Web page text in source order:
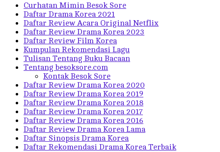
Curhatan Mimin Besok Sore
Daftar Drama Korea 2021
Daftar Review Acara Original Netflix
Daftar Review Drama Korea 2023
Daftar Review Film Korea
Kumpulan Rekomendasi Lagu
Tulisan Tentang Buku Bacaan
Tentang besoksore.com
Kontak Besok Sore
Daftar Review Drama Korea 2020
Daftar Review Drama Korea 2019
Daftar Review Drama Korea 2018
Daftar Review Drama Korea 2017
Daftar Review Drama Korea 2016
Daftar Review Drama Korea Lama
Daftar Sinopsis Drama Korea
Daftar Rekomendasi Drama Korea Terbaik